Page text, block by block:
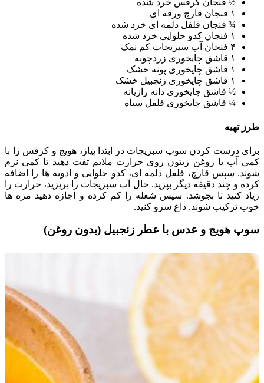
½ فنجان کرفس خرد شده
۱ فنجان قارچ ورقه ای
¾ فنجان فلفل دلمه ای خرد شده
۱ فنجان کدو حلوایی خرد شده
۴ فنجان آب سبزیجات کم نمک
۱ قاشق چایخوری زردچوبه
۱ قاشق چایخوری پونه خشک
۱ قاشق چایخوری زنجبیل خشک
½ قاشق چایخوری دانه رازیانه
¼ قاشق چایخوری فلفل سیاه
طرز تهیه
برای درست کردن سوپ سبزیجات در ابتدا پیاز، هویج و کرفس را با
کمی آب یا روغن زیتون روی حرارت ملایم تفت دهید تا کمی نرم
شوند. سپس قارچ، فلفل دلمه ای، کدو حلوایی و ادویه ها را اضافه
کرده و چند دقیقه دیگر بپزید. حال آب سبزیجات را بریزید، حرارت را
زیاد کنید تا بجوشد. سپس شعله را کم کرده و اجازه دهید مزه ها
خوب ترکیب شوند. داغ سرو کنید.
سوپ هویج و عدس با عطر زنجبیل (بدون روغن)